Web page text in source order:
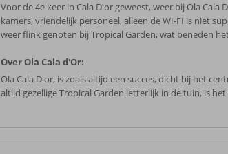
Voor de 4e keer in Cala D'or geweest, weer bij Ola
kamers, vriendelijk personeel, alleen de WI-FI is niet
weer flink genoten bij Tropical Garden, wat beneden
Over Ola Cala d'Or:
Ola Cala D'or, is zoals altijd een succes, dicht bij het
altijd gezellige Tropical Garden letterlijk in de tuin, is